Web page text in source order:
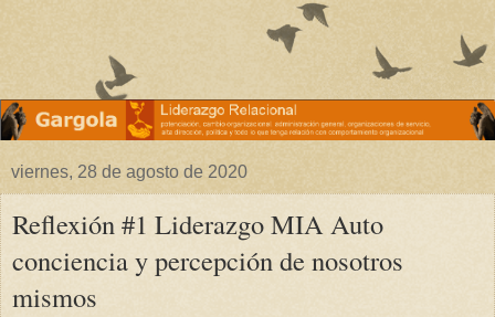
viernes, 28 de agosto de 2020
Reflexión #1 Liderazgo MIA Auto
conciencia y percepción de nosotros
mismos